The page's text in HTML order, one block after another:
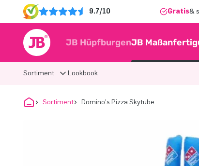
9.7/10 Gratis&
JB HüpfburgenJB
Sortiment Lookbook
Sortiment Domino's Pizza Skytube